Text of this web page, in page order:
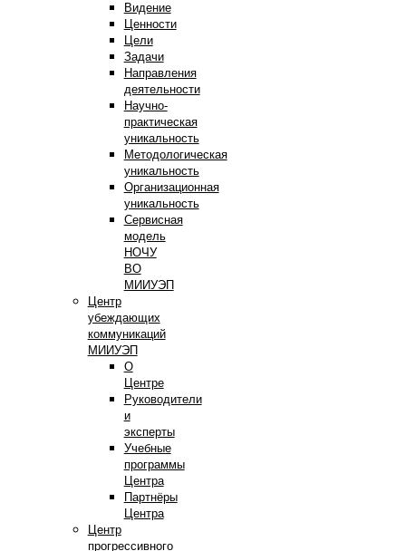
Видение
Ценности
Цели
Задачи
Направления
деятельности
Научно-
практическая
уникальность
Методологическая
уникальность
Организационная
уникальность
Сервисная
модель
НОЧУ
ВО
МИИУЭП
Центр
убеждающих
коммуникаций
МИИУЭП
О
Центре
Руководители
и
эксперты
Учебные
программы
Центра
Партнёры
Центра
Центр
прогрессивного